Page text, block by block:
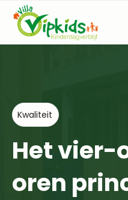
Kwaliteit
Het
oren